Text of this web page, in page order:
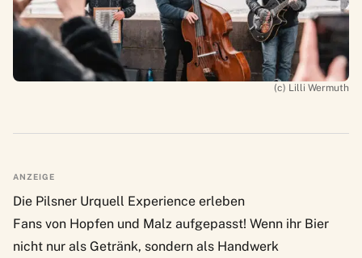
(c) Lilli Wermuth
ANZEIGE
Die Pilsner Urquell Experience erleben
Fans von Hopfen und Malz aufgepasst! Wenn ihr Bier
nicht nur als Getränk, sondern als Handwerk